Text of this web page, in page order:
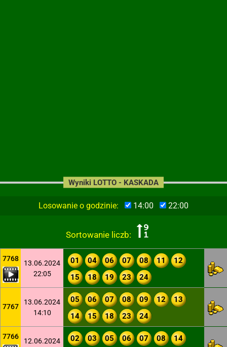
Losowanie o godzinie: 14:00 22:00
Sortowanie liczb:
Wyniki LOTTO - KASKADA
7768
13.06.2024
22:05
01 04 06 07 08 11
12
15
18 19 23 24
7767
13.06.2024
14:10
05 06 07 08 09 12
13
14
15 18 23 24
7766
12.06.2024
02 03 05 06 07 08
14